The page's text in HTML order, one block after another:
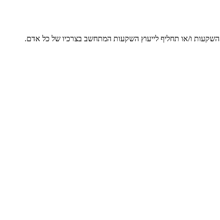
השקעות ו/או תחליף לייעוץ השקעות המתחשב בצרכיו של כל אדם.